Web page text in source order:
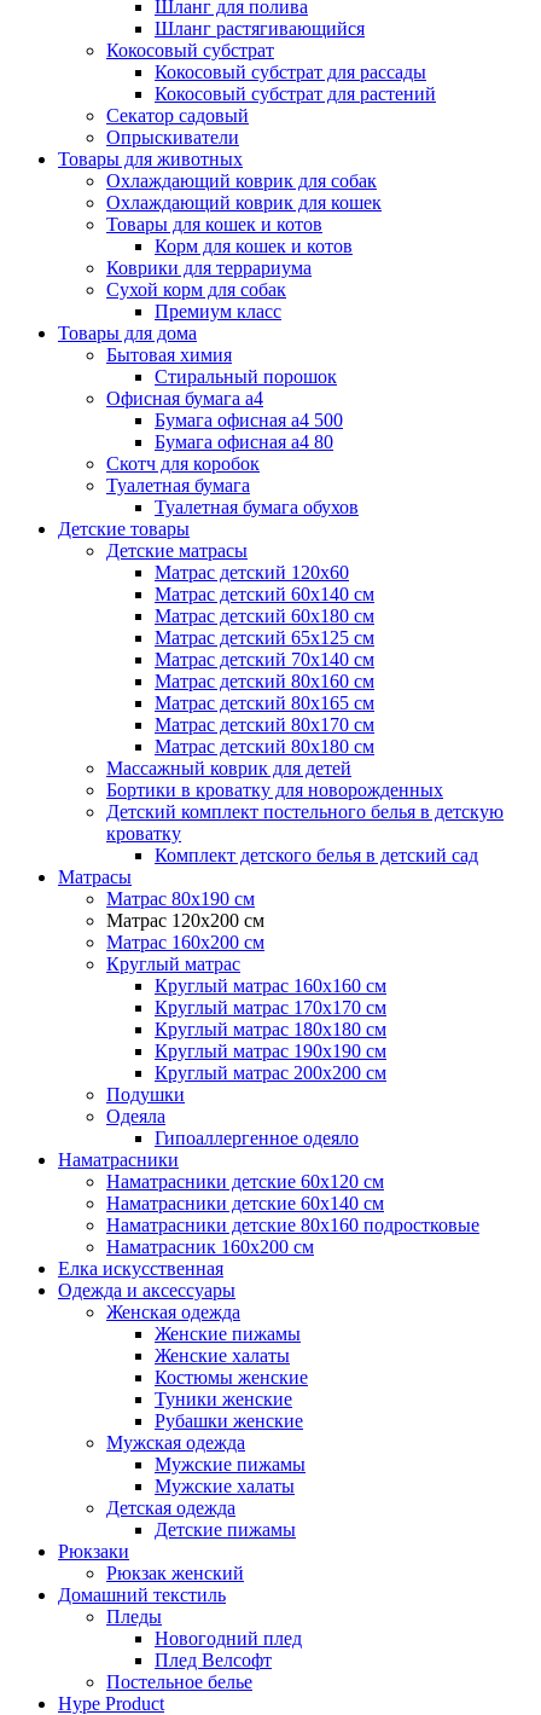
Шланг для полива
Шланг растягивающийся
Кокосовый субстрат
Кокосовый субстрат для рассады
Кокосовый субстрат для растений
Секатор садовый
Опрыскиватели
Товары для животных
Охлаждающий коврик для собак
Охлаждающий коврик для кошек
Товары для кошек и котов
Корм для кошек и котов
Коврики для террариума
Сухой корм для собак
Премиум класс
Товары для дома
Бытовая химия
Стиральный порошок
Офисная бумага а4
Бумага офисная а4 500
Бумага офисная а4 80
Скотч для коробок
Туалетная бумага
Туалетная бумага обухов
Детские товары
Детские матрасы
Матрас детский 120х60
Матрас детский 60х140 см
Матрас детский 60х180 см
Матрас детский 65х125 см
Матрас детский 70х140 см
Матрас детский 80х160 см
Матрас детский 80х165 см
Матрас детский 80х170 см
Матрас детский 80х180 см
Массажный коврик для детей
Бортики в кроватку для новорожденных
Детский комплект постельного белья в детскую
кроватку
Комплект детского белья в детский сад
Матрасы
Матрас 80х190 см
Матраc 120х200 см
Матрас 160х200 см
Круглый матрас
Круглый матрас 160х160 см
Круглый матрас 170х170 см
Круглый матрас 180х180 см
Круглый матрас 190х190 см
Круглый матрас 200х200 см
Подушки
Одеяла
Гипоаллергенное одеяло
Наматрасники
Наматрасники детские 60х120 см
Наматрасники детские 60х140 см
Наматрасники детские 80х160 подростковые
Наматрасник 160х200 см
Елка искусственная
Одежда и аксессуары
Женская одежда
Женские пижамы
Женские халаты
Костюмы женские
Туники женские
Рубашки женские
Мужская одежда
Мужские пижамы
Мужские халаты
Детская одежда
Детские пижамы
Рюкзаки
Рюкзак женский
Домашний текстиль
Пледы
Новогодний плед
Плед Велсофт
Постельное белье
Hype Product